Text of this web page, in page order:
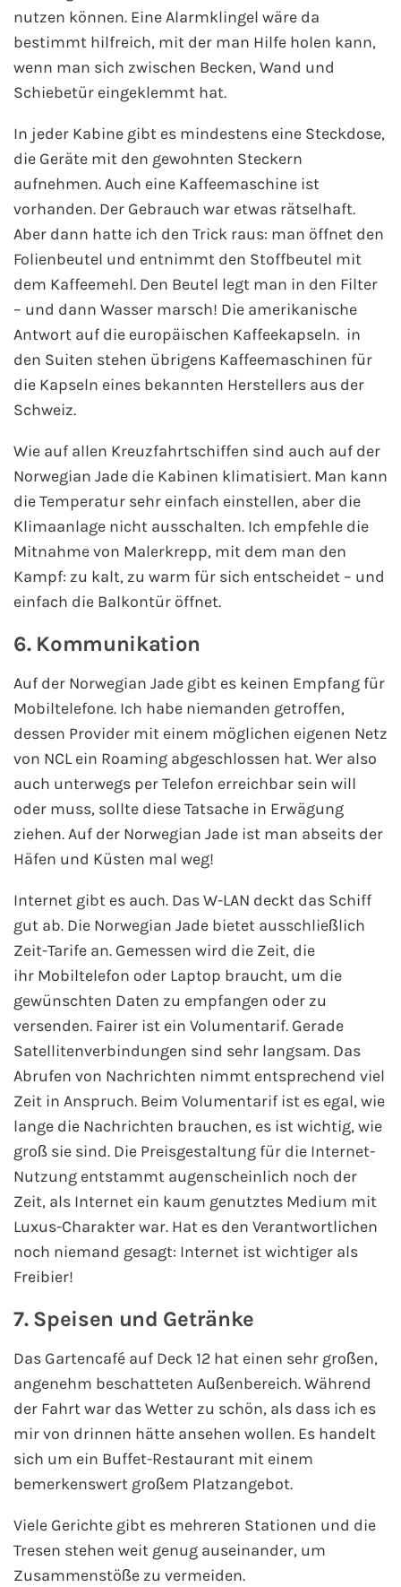
nutzen können. Eine Alarmklingel wäre da
bestimmt hilfreich, mit der man Hilfe holen kann,
wenn man sich zwischen Becken, Wand und
Schiebetür eingeklemmt hat.
In jeder Kabine gibt es mindestens eine Steckdose,
die Geräte mit den gewohnten Steckern
aufnehmen. Auch eine Kaffeemaschine ist
vorhanden. Der Gebrauch war etwas rätselhaft.
Aber dann hatte ich den Trick raus: man öffnet den
Folienbeutel und entnimmt den Stoffbeutel mit
dem Kaffeemehl. Den Beutel legt man in den Filter
– und dann Wasser marsch! Die amerikanische
Antwort auf die europäischen Kaffeekapseln. in
den Suiten stehen übrigens Kaffeemaschinen für
die Kapseln eines bekannten Herstellers aus der
Schweiz.
Wie auf allen Kreuzfahrtschiffen sind auch auf der
Norwegian Jade die Kabinen klimatisiert. Man kann
die Temperatur sehr einfach einstellen, aber die
Klimaanlage nicht ausschalten. Ich empfehle die
Mitnahme von Malerkrepp, mit dem man den
Kampf: zu kalt, zu warm für sich entscheidet – und
einfach die Balkontür öffnet.
6. Kommunikation
Auf der Norwegian Jade gibt es keinen Empfang für
Mobiltelefone. Ich habe niemanden getroffen,
dessen Provider mit einem möglichen eigenen Netz
von NCL ein Roaming abgeschlossen hat. Wer also
auch unterwegs per Telefon erreichbar sein will
oder muss, sollte diese Tatsache in Erwägung
ziehen. Auf der Norwegian Jade ist man abseits der
Häfen und Küsten mal weg!
Internet gibt es auch. Das W-LAN deckt das Schiff
gut ab. Die Norwegian Jade bietet ausschließlich
Zeit-Tarife an. Gemessen wird die Zeit, die
ihr Mobiltelefon oder Laptop braucht, um die
gewünschten Daten zu empfangen oder zu
versenden. Fairer ist ein Volumentarif. Gerade
Satellitenverbindungen sind sehr langsam. Das
Abrufen von Nachrichten nimmt entsprechend viel
Zeit in Anspruch. Beim Volumentarif ist es egal, wie
lange die Nachrichten brauchen, es ist wichtig, wie
groß sie sind. Die Preisgestaltung für die Internet-
Nutzung entstammt augenscheinlich noch der
Zeit, als Internet ein kaum genutztes Medium mit
Luxus-Charakter war. Hat es den Verantwortlichen
noch niemand gesagt: Internet ist wichtiger als
Freibier!
7. Speisen und Getränke
Das Gartencafé auf Deck 12 hat einen sehr großen,
angenehm beschatteten Außenbereich. Während
der Fahrt war das Wetter zu schön, als dass ich es
mir von drinnen hätte ansehen wollen. Es handelt
sich um ein Buffet-Restaurant mit einem
bemerkenswert großem Platzangebot.
Viele Gerichte gibt es mehreren Stationen und die
Tresen stehen weit genug auseinander, um
Zusammenstöße zu vermeiden.